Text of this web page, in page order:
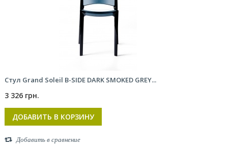
Стул Grand Soleil B-SIDE DARK SMOKED GREY...
3 326 грн.
ДОБАВИТЬ В КОРЗИНУ
Добавить в сравнение